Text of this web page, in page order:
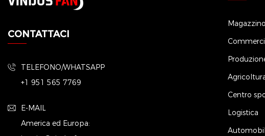
CONTATTACI
TELEFONO/WHATSAPP
+1 951 565 7769
E-MAIL
America ed Europa:
Magazzino
Centro
Logistica